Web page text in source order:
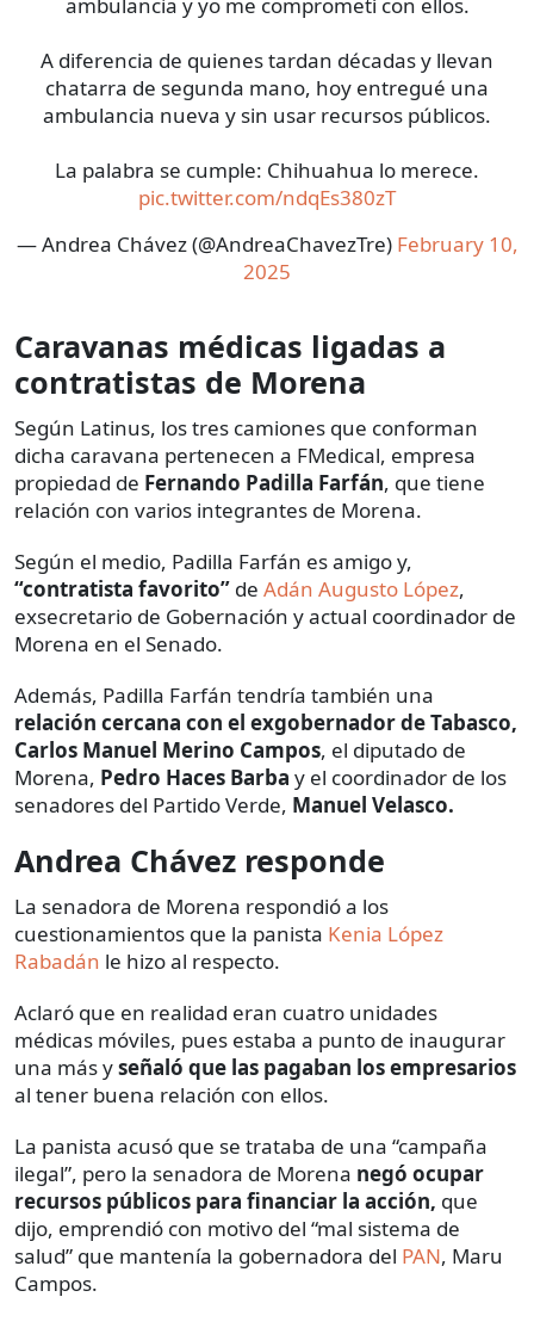
ambulancia y yo me comprometí con ellos.
A diferencia de quienes tardan décadas y llevan
chatarra de segunda mano, hoy entregué una
ambulancia nueva y sin usar recursos públicos.
La palabra se cumple: Chihuahua lo merece.
pic.twitter.com/ndqEs380zT
— Andrea Chávez (@AndreaChavezTre) February 10,
2025
Caravanas médicas ligadas a
contratistas de Morena
Según Latinus, los tres camiones que conforman
dicha caravana pertenecen a FMedical, empresa
propiedad de Fernando Padilla Farfán, que tiene
relación con varios integrantes de Morena.
Según el medio, Padilla Farfán es amigo y,
“contratista favorito” de Adán Augusto López,
exsecretario de Gobernación y actual coordinador de
Morena en el Senado.
Además, Padilla Farfán tendría también una
relación cercana con el exgobernador de Tabasco,
Carlos Manuel Merino Campos, el diputado de
Morena, Pedro Haces Barba y el coordinador de los
senadores del Partido Verde, Manuel Velasco.
Andrea Chávez responde
La senadora de Morena respondió a los
cuestionamientos que la panista Kenia López
Rabadán le hizo al respecto.
Aclaró que en realidad eran cuatro unidades
médicas móviles, pues estaba a punto de inaugurar
una más yseñaló que las pagaban los empresarios
al tener buena relación con ellos.
La panista acusó que se trataba de una “campaña
ilegal”, pero la senadora de Morena negó ocupar
recursos públicos para financiar la acción, que
dijo, emprendió con motivo del “mal sistema de
salud” que mantenía la gobernadora del PAN, Maru
Campos.